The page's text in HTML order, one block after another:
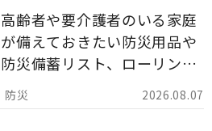
2026.08.07
高齢者や要介護者のいる家庭
が備えておきたい防災用品や
防災備蓄リスト、ローリング
ストックのポイントについて
解説します。